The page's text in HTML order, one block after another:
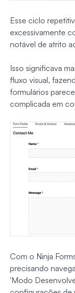
Esse ciclo
excessivamente
notável de atrito
Isso significava
fluxo visual,
formulários
complicada em
Com o Ninja
precisando
'Modo